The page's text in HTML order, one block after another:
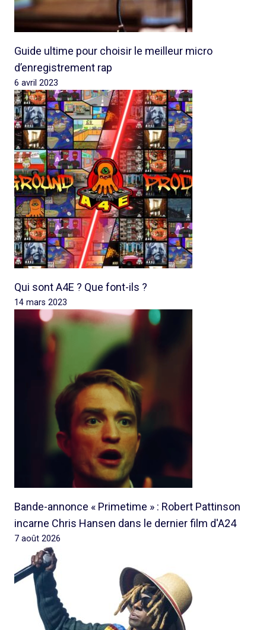
Guide ultime pour choisir le meilleur micro
d’enregistrement rap
6 avril 2023
Qui sont A4E ? Que font-ils ?
14 mars 2023
Bande-annonce « Primetime » : Robert Pattinson
incarne Chris Hansen dans le dernier film d'A24
7 août 2026